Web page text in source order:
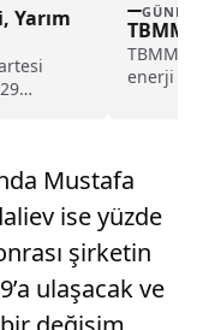
Yarım
TBMM
enerji
Mustafa
ise yüzde
şirketin
ulaşacak ve